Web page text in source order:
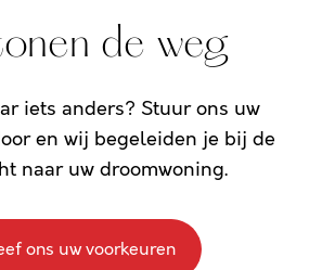
de weg
iets anders? Stuur ons uw
en wij begeleiden je bij de
naar uw droomwoning.
ons uw voorkeuren